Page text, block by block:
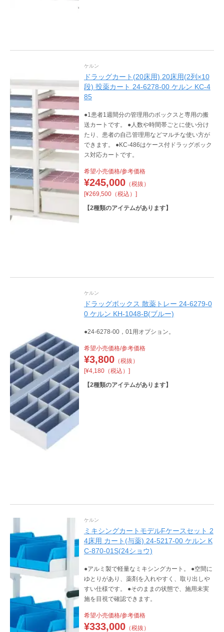
ケルン
ドラッグカート(20床用) 20床用(2列×10
段) 投薬カート 24-6278-00 ケルン KC-4
85
●1患者1週間分の管理用のボックスと専用の搬
送カートです。 ●人数や時間帯ごとに使い分け
たり、患者の自己管理用などマルチな使い方が
できます。 ●KC-486はケース付ドラッグボック
ス対応カートです。
希望小売価格/参考価格
¥245,000（税抜）
[¥269,500（税込）]
【2種類のアイテムがあります】
ケルン
ドラッグボックス 散薬トレー 24-6279-0
0 ケルン KH-1048-B(ブルー)
●24-6278-00，01用オプション。
希望小売価格/参考価格
¥3,800（税抜）
[¥4,180（税込）]
【2種類のアイテムがあります】
ケルン
ミキシングカートモデルFケースセット 2
4床用 カート(与薬) 24-5217-00 ケルン K
C-870-01S(24ショウ)
●アルミ製で軽量なミキシングカート。 ●空間に
ゆとりがあり、薬剤を入れやすく、取り出しや
すい仕様です。 ●そのままの状態で、施用未実
施を目視で確認できます。
希望小売価格/参考価格
¥333,000（税抜）